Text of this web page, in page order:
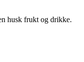
husk frukt og drikke.